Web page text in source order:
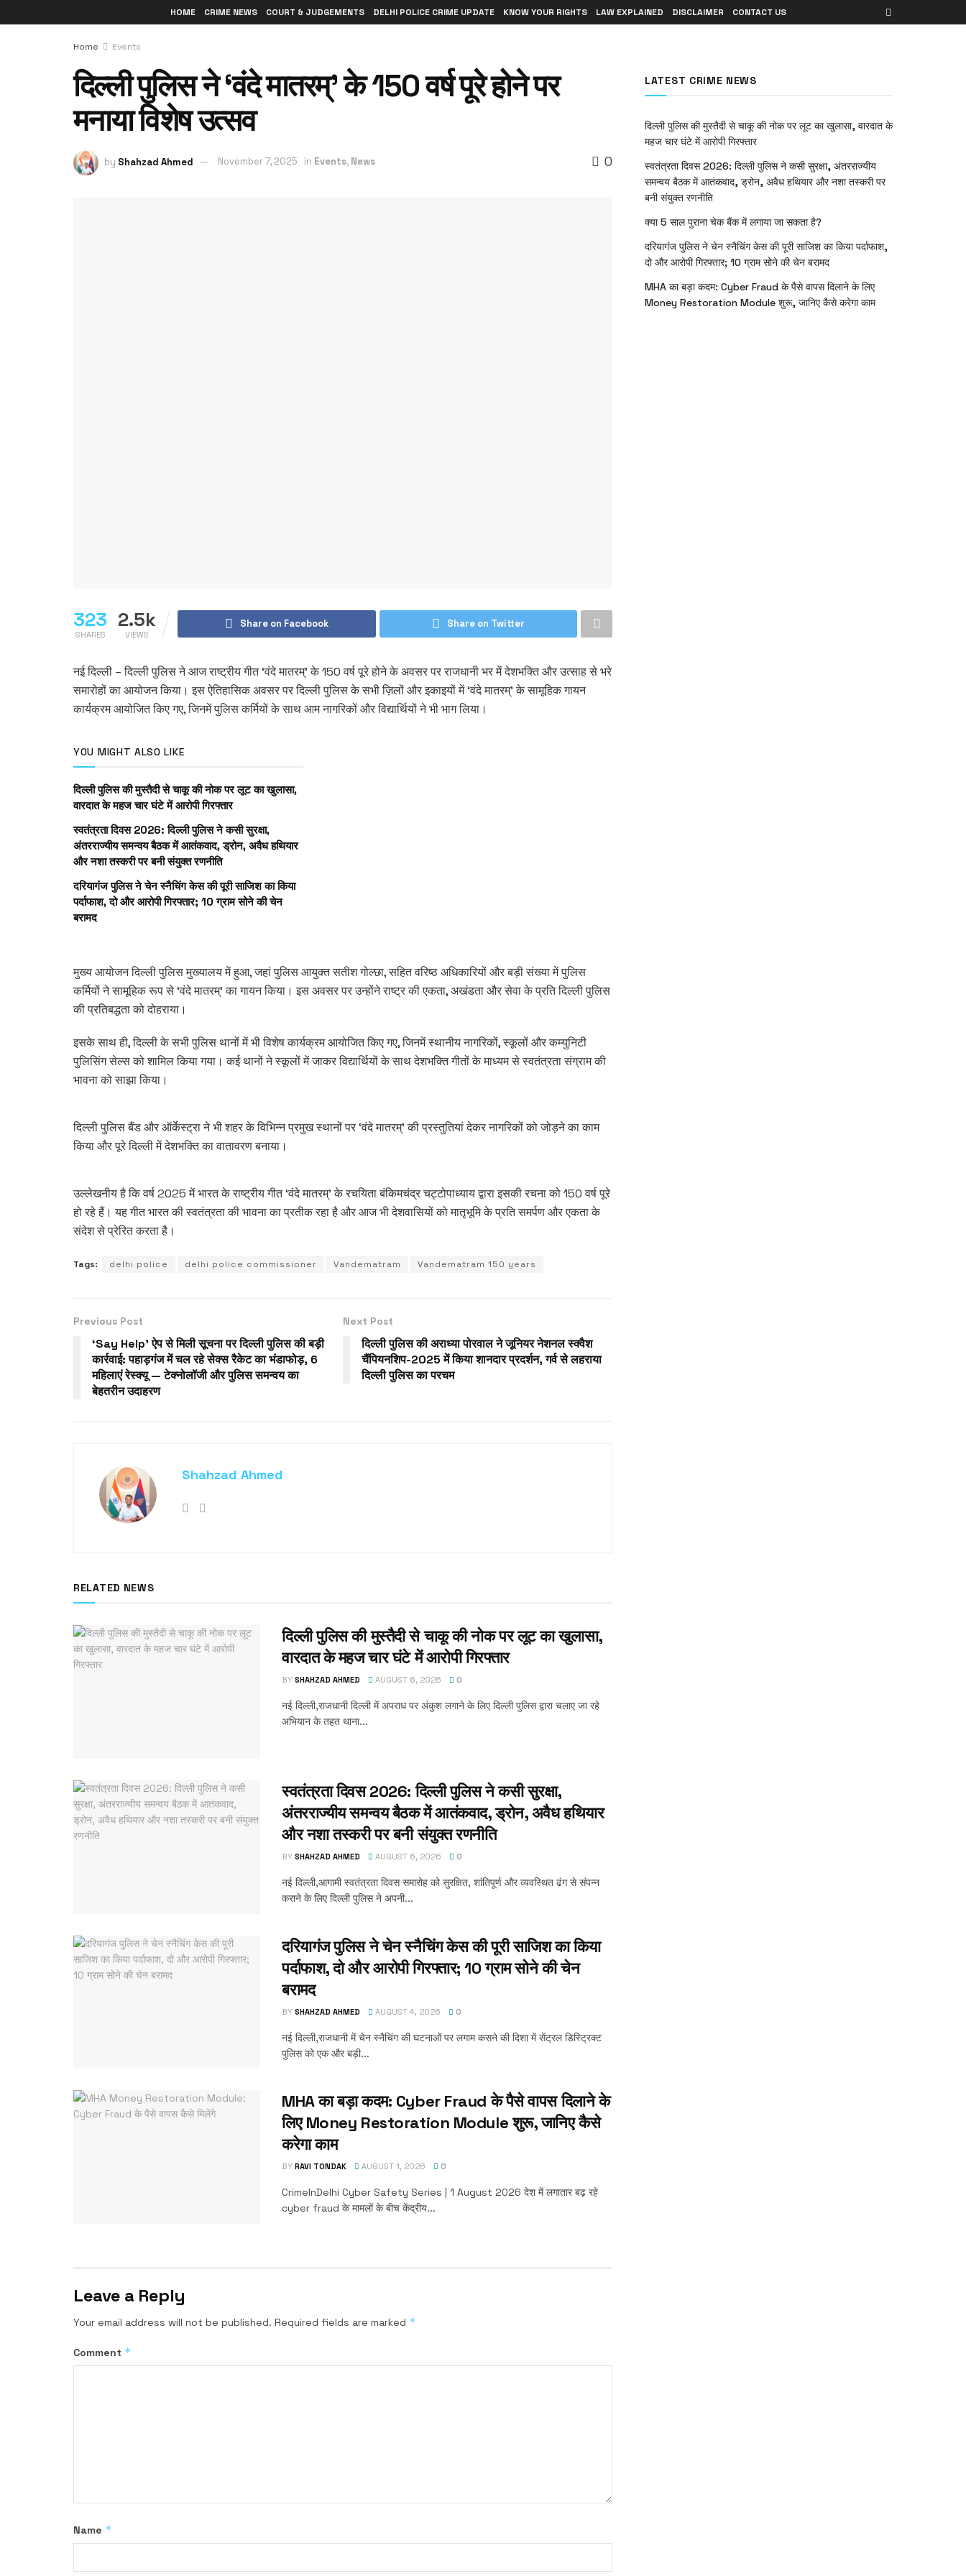
HOME CRIME NEWS COURT & JUDGEMENTS DELHI POLICE CRIME UPDATE KNOW YOUR RIGHTS LAW EXPLAINED DISCLAIMER CONTACT US
Home Events
दिल्ली पुलिस ने ‘वंदे मातरम्’ के 150 वर्ष पूरे होने पर
मनाया विशेष उत्सव
by Shahzad Ahmed November 7, 2025 in Events, News 0
323
SHARES
2.5k
VIEWS
Share on Facebook Share on Twitter
नई दिल्ली – दिल्ली पुलिस ने आज राष्ट्रीय गीत ‘वंदे मातरम्’ के 150 वर्ष पूरे होने के अवसर पर राजधानी भर में देशभक्ति और उत्साह से भरे
समारोहों का आयोजन किया। इस ऐतिहासिक अवसर पर दिल्ली पुलिस के सभी ज़िलों और इकाइयों में ‘वंदे मातरम्’ के सामूहिक गायन
कार्यक्रम आयोजित किए गए, जिनमें पुलिस कर्मियों के साथ आम नागरिकों और विद्यार्थियों ने भी भाग लिया।
YOU MIGHT ALSO LIKE
दिल्ली पुलिस की मुस्तैदी से चाकू की नोक पर लूट का खुलासा,
वारदात के महज चार घंटे में आरोपी गिरफ्तार
स्वतंत्रता दिवस 2026: दिल्ली पुलिस ने कसी सुरक्षा,
अंतरराज्यीय समन्वय बैठक में आतंकवाद, ड्रोन, अवैध हथियार
और नशा तस्करी पर बनी संयुक्त रणनीति
दरियागंज पुलिस ने चेन स्नैचिंग केस की पूरी साजिश का किया
पर्दाफाश, दो और आरोपी गिरफ्तार; 10 ग्राम सोने की चेन
बरामद
मुख्य आयोजन दिल्ली पुलिस मुख्यालय में हुआ, जहां पुलिस आयुक्त सतीश गोल्छा, सहित वरिष्ठ अधिकारियों और बड़ी संख्या में पुलिस
कर्मियों ने सामूहिक रूप से ‘वंदे मातरम्’ का गायन किया। इस अवसर पर उन्होंने राष्ट्र की एकता, अखंडता और सेवा के प्रति दिल्ली पुलिस
की प्रतिबद्धता को दोहराया।
इसके साथ ही, दिल्ली के सभी पुलिस थानों में भी विशेष कार्यक्रम आयोजित किए गए, जिनमें स्थानीय नागरिकों, स्कूलों और कम्युनिटी
पुलिसिंग सेल्स को शामिल किया गया। कई थानों ने स्कूलों में जाकर विद्यार्थियों के साथ देशभक्ति गीतों के माध्यम से स्वतंत्रता संग्राम की
भावना को साझा किया।
दिल्ली पुलिस बैंड और ऑर्केस्ट्रा ने भी शहर के विभिन्न प्रमुख स्थानों पर ‘वंदे मातरम्’ की प्रस्तुतियां देकर नागरिकों को जोड़ने का काम
किया और पूरे दिल्ली में देशभक्ति का वातावरण बनाया।
उल्लेखनीय है कि वर्ष 2025 में भारत के राष्ट्रीय गीत ‘वंदे मातरम्’ के रचयिता बंकिमचंद्र चट्टोपाध्याय द्वारा इसकी रचना को 150 वर्ष पूरे
हो रहे हैं। यह गीत भारत की स्वतंत्रता की भावना का प्रतीक रहा है और आज भी देशवासियों को मातृभूमि के प्रति समर्पण और एकता के
संदेश से प्रेरित करता है।
Tags: delhi police delhi police commissioner Vandematram Vandematram 150 years
Previous Post
‘Say Help’ ऐप से मिली सूचना पर दिल्ली पुलिस की बड़ी
कार्रवाई: पहाड़गंज में चल रहे सेक्स रैकेट का भंडाफोड़, 6
महिलाएं रेस्क्यू — टेक्नोलॉजी और पुलिस समन्वय का
बेहतरीन उदाहरण
Next Post
दिल्ली पुलिस की अराध्या पोरवाल ने जूनियर नेशनल स्क्वैश
चैंपियनशिप-2025 में किया शानदार प्रदर्शन, गर्व से लहराया
दिल्ली पुलिस का परचम
Shahzad Ahmed
RELATED NEWS
दिल्ली पुलिस की मुस्तैदी से चाकू की नोक पर लूट का खुलासा,
वारदात के महज चार घंटे में आरोपी गिरफ्तार
BY SHAHZAD AHMED AUGUST 6, 2026 0
नई दिल्ली,राजधानी दिल्ली में अपराध पर अंकुश लगाने के लिए दिल्ली पुलिस द्वारा चलाए जा रहे
अभियान के तहत थाना...
स्वतंत्रता दिवस 2026: दिल्ली पुलिस ने कसी सुरक्षा,
अंतरराज्यीय समन्वय बैठक में आतंकवाद, ड्रोन, अवैध हथियार
और नशा तस्करी पर बनी संयुक्त रणनीति
BY SHAHZAD AHMED AUGUST 6, 2026 0
नई दिल्ली,आगामी स्वतंत्रता दिवस समारोह को सुरक्षित, शांतिपूर्ण और व्यवस्थित ढंग से संपन्न
कराने के लिए दिल्ली पुलिस ने अपनी...
दरियागंज पुलिस ने चेन स्नैचिंग केस की पूरी साजिश का किया
पर्दाफाश, दो और आरोपी गिरफ्तार; 10 ग्राम सोने की चेन
बरामद
BY SHAHZAD AHMED AUGUST 4, 2026 0
नई दिल्ली,राजधानी में चेन स्नैचिंग की घटनाओं पर लगाम कसने की दिशा में सेंट्रल डिस्ट्रिक्ट
पुलिस को एक और बड़ी...
MHA का बड़ा कदम: Cyber Fraud के पैसे वापस दिलाने के
लिए Money Restoration Module शुरू, जानिए कैसे
करेगा काम
BY RAVI TONDAK AUGUST 1, 2026 0
CrimeInDelhi Cyber Safety Series | 1 August 2026 देश में लगातार बढ़ रहे
cyber fraud के मामलों के बीच केंद्रीय...
Leave a Reply
Your email address will not be published. Required fields are marked *
Comment *
Name *
LATEST CRIME NEWS
दिल्ली पुलिस की मुस्तैदी से चाकू की नोक पर लूट का खुलासा, वारदात के
महज चार घंटे में आरोपी गिरफ्तार
स्वतंत्रता दिवस 2026: दिल्ली पुलिस ने कसी सुरक्षा, अंतरराज्यीय
समन्वय बैठक में आतंकवाद, ड्रोन, अवैध हथियार और नशा तस्करी पर
बनी संयुक्त रणनीति
क्या 5 साल पुराना चेक बैंक में लगाया जा सकता है?
दरियागंज पुलिस ने चेन स्नैचिंग केस की पूरी साजिश का किया पर्दाफाश,
दो और आरोपी गिरफ्तार; 10 ग्राम सोने की चेन बरामद
MHA का बड़ा कदम: Cyber Fraud के पैसे वापस दिलाने के लिए
Money Restoration Module शुरू, जानिए कैसे करेगा काम